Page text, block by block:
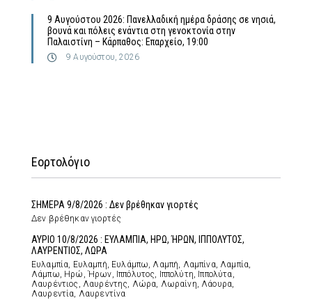
9 Αυγούστου 2026: Πανελλαδική ημέρα δράσης σε νησιά,
βουνά και πόλεις ενάντια στη γενοκτονία στην
Παλαιστίνη – Κάρπαθος: Επαρχείο, 19:00
9 Αυγούστου, 2026
Εορτολόγιο
ΣΗΜΕΡΑ 9/8/2026 : Δεν βρέθηκαν γιορτές
Δεν βρέθηκαν γιορτές
ΑΥΡΙΟ 10/8/2026 : ΕΥΛΑΜΠΙΑ, ΗΡΩ, ΉΡΩΝ, ΙΠΠΟΛΥΤΟΣ,
ΛΑΥΡΕΝΤΙΟΣ, ΛΩΡΑ
Ευλαμπία, Ευλαμπή, Ευλάμπω, Λαμπή, Λαμπίνα, Λαμπία,
Λάμπω, Ηρώ, Ήρων, Ιππόλυτος, Ιππολύτη, Ιππολύτα,
Λαυρέντιος, Λαυρέντης, Λώρα, Λωραίνη, Λάουρα,
Λαυρεντία, Λαυρεντίνα